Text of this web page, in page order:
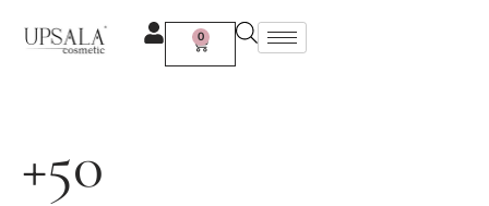
contenido
0
Carrito
+50